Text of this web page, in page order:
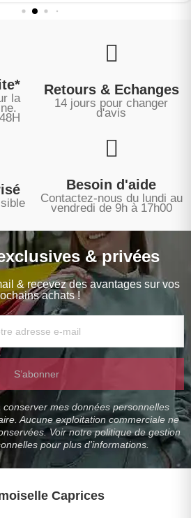
la
Retours & Echanges
14 jours pour changer
d'avis
Besoin d'aide
Contactez-nous du lundi au
vendredi de 9h à 17h00
& privées
& recevez des avantages sur vos
achats !
S’abonner
mes données personnelles
Aucune exploitation commerciale ne
Voir notre politique de gestion
pour plus d'informations.
Caprices